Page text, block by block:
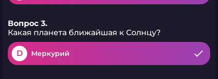
Вопрос 3.
Какая планета ближайшая к Солнцу?
D Меркурий